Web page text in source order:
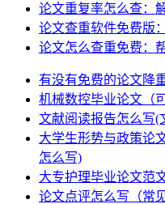
论文重复率怎么查：
论文查重软件免费版
论文怎么查重免费：
有没有免费的论文降
机械数控毕业论文（
文献阅读报告怎么写(
大学生形势与政策论
怎么写)
大专护理毕业论文范
论文点评怎么写（常